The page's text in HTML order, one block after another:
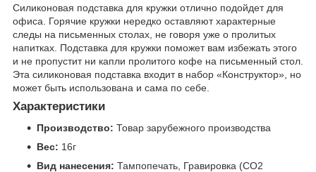
Силиконовая подставка для кружки отлично подойдет для
офиса. Горячие кружки нередко оставляют характерные
следы на письменных столах, не говоря уже о пролитых
напитках. Подставка для кружки поможет вам избежать этого
и не пропустит ни капли пролитого кофе на письменный стол.
Эта силиконовая подставка входит в набор «Конструктор», но
может быть использована и сама по себе.
Характеристики
Производство: Товар зарубежного производства
Вес: 16г
Вид нанесения: Тампопечать, Гравировка (CO2